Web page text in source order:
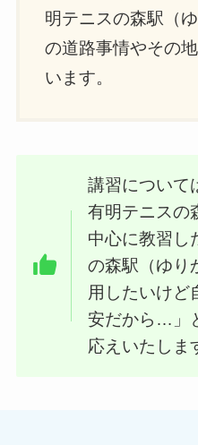
明テニスの森駅（
の道路事情やその
います。
講習について
有明テニスの
中心に教習し
の森駅（ゆり
用したいけど
安だから…」
応えいたしま